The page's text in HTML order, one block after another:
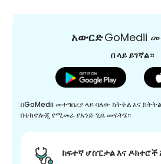
አውርድGoMedii
በ ላይ ይገኛል።
በGoMedii መተግበሪያ ላይ ባለው ክትትል እና
በቴክኖሎጂ የሚመራ የአንድ ጊዜ መፍትሄ።
ከፍተኛ ሆስፒታል እና